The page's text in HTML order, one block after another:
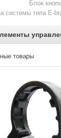
Блок
системы типа E-
товары